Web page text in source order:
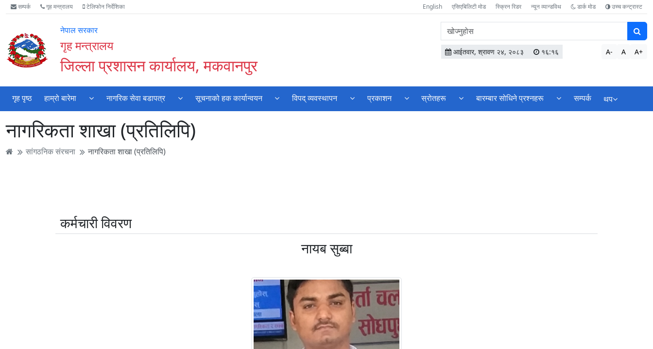
Accessibility
Mode
गर्नुहोस्
मुख्य
सामाग्री
मुख्य
नेभिगेसन
वेबसाइट
खोजमा
सम्पर्क गृह मन्त्रालय टेलिफोन निर्देशिका English एसिएबिलिटी मोड स्क्रिन रिडर न्यून व्यान्डविथ डार्क मोड उच्च कन्ट्रास्ट
नेपाल सरकार
गृह मन्त्रालय
जिल्ला प्रशासन कार्यालय, मकवानपुर
वेबसाइटमा
सामग्री
खोज्नुहोस
आईतवार, श्रावण २४, २०८३ १६:१६ A- A A+
गृह पृष्ठ हाम्रो बारेमा नागरिक सेवा बडापत्र सूचनाको हक कार्यान्वयन विपद् व्यवस्थापन प्रकाशन स्रोतहरू बारम्बार सोधिने प्रश्नहरू सम्पर्क थप
नागरिकता शाखा (प्रतिलिपि)
सांगठनिक संरचना नागरिकता शाखा (प्रतिलिपि)
कर्मचारी विवरण
नायब सुब्बा